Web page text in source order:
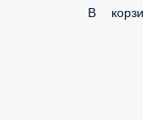
В